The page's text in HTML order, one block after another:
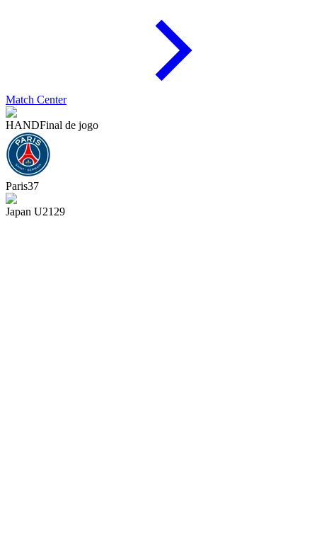
Match Center
HANDFinal de jogo
Paris37
Japan U21 29